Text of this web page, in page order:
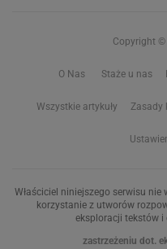
Copyright ©
O Nas Staże u nas
Wszystkie artykuły Zasady
Właściciel niniejszego serwisu
korzystanie z utworów
eksploracji tekstów
zastrzeżeniu dot.